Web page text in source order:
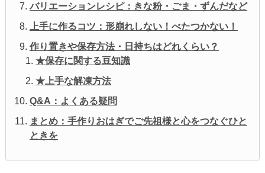
バリエーションレシピ：きな粉・ごま・ずんだなど
上手に作るコツ：形崩れしない！べたつかない！
作り置きや保存方法・日持ちはどれくらい？
★保存に関する豆知識
★上手な解凍方法
Q&A：よくある疑問
まとめ：手作りおはぎでご先祖様と心をつなぐひと
ときを